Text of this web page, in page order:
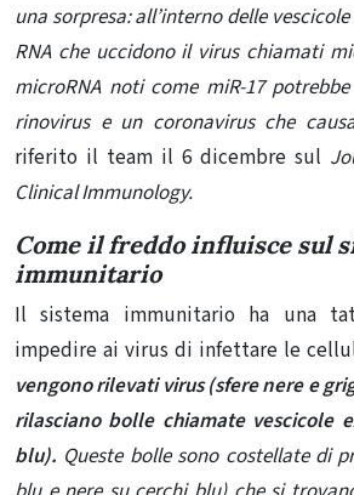
una sorpresa: all’interno delle
RNA che uccidono il virus chiamati
microRNA noti come miR-17potrebbe
rinovirus e un coronavirus che
riferito il team il 6 dicembre sul
Clinical Immunology.
Come il freddo influisce sul
immunitario
Il sistema immunitario ha una
impedire ai virus di infettare le
vengono rilevati virus (sfere nere e
rilasciano bolle chiamate vescicole
blu). Queste bolle sono costellate di